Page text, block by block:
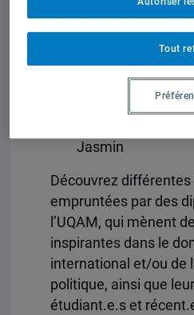
Inscription requise.
15h00 – 16h30
Jasmin
Découvrez
empruntées par des
l’UQAM, qui mènent
inspirantes dans le
international et/ou de
politique, ainsi que
étudiant.e.s et
Tout